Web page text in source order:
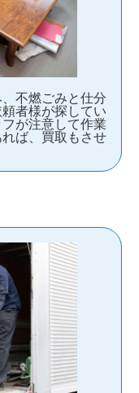
不燃ごみと仕分
者様が探してい
が注意して作業
ば、買取もさせ